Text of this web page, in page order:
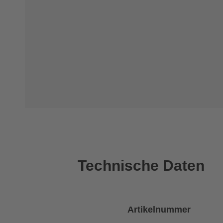
Technische Daten
Artikelnummer